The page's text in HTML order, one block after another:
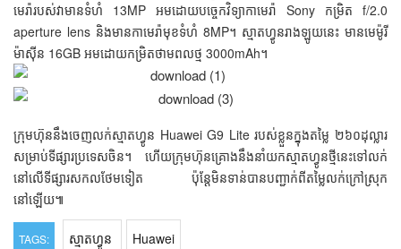
មេរ៉ារបស់វាមានទំហំ 13MP អមដោយបច្ចេកវិទ្យាកាមេរ៉ា Sony កម្រិត f/2.0
aperture lens និងមានកាមេរ៉ាមុខទំហំ 8MP។ ស្មាតហ្វូនរាងឡូយនេះ មានមេម៉ូរី
ម៉ាស៊ីន 16GB អមដោយកម្រិតថាមពលថ្ម 3000mAh។
ក្រុមហ៊ុននឹងចេញលក់ស្មាតហ្វូន Huawei G9 Lite របស់ខ្លួនក្នុងតម្លៃ ២៦០ដុល្លារ
សម្រាប់ទីផ្សារប្រទេសចិន។ ហើយក្រុមហ៊ុនគ្រោងនឹងនាំយកស្មាតហ្វូនថ្មីនេះទៅលក់
នៅលើទីផ្សារសកលថែមទៀត ប៉ុន្តែមិនទាន់បានបញ្ជាក់ពីតម្លៃលក់ក្រៅស្រុក
នៅឡើយ៕
TAGS: ស្មាតហ្វូន Huawei